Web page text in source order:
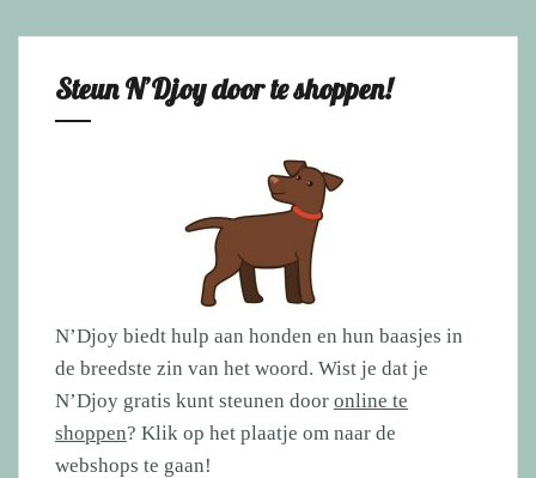
Steun N’Djoy door te shoppen!
N’Djoy biedt hulp aan honden en hun baasjes in
de breedste zin van het woord. Wist je dat je
N’Djoy gratis kunt steunen door online te
shoppen? Klik op het plaatje om naar de
webshops te gaan!